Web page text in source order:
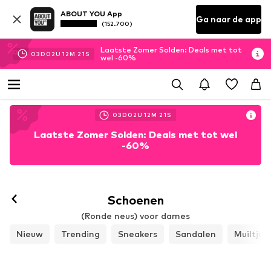
ABOUT YOU App
(152.700) Ga naar de app
03D 02U 12M 19 S
Laatste Zomer Solden: Deals met tot
wel -60%
03D 02U 12M 19 S
Laatste Zomer Solden: Deals met tot wel
-60%
Schoenen
(Ronde neus) voor dames
Nieuw
Trending Sneakers Sandalen Muiltjes